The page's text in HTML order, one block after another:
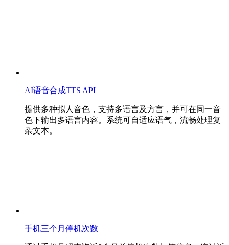
AI语音合成TTS API
提供多种拟人音色，支持多语言及方言，并可在同一音
色下输出多语言内容。系统可自适应语气，流畅处理复
杂文本。
手机三个月停机次数